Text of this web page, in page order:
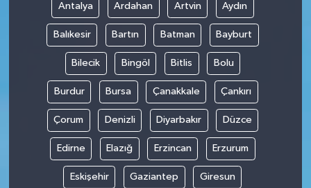
Antalya Ardahan Artvin Aydın
Balıkesir Bartın Batman Bayburt
Bilecik Bingöl Bitlis Bolu
Burdur Bursa Çanakkale Çankırı
Çorum Denizli Diyarbakır Düzce
Edirne Elazığ Erzincan Erzurum
Eskişehir Gaziantep Giresun